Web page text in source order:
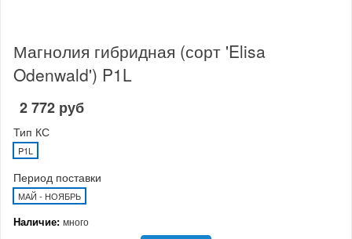
Магнолия гибридная (сорт 'Elisa
Odenwald') P1L
2 772 руб
Тип КС
P1L
Период поставки
МАЙ - НОЯБРЬ
Наличие: много